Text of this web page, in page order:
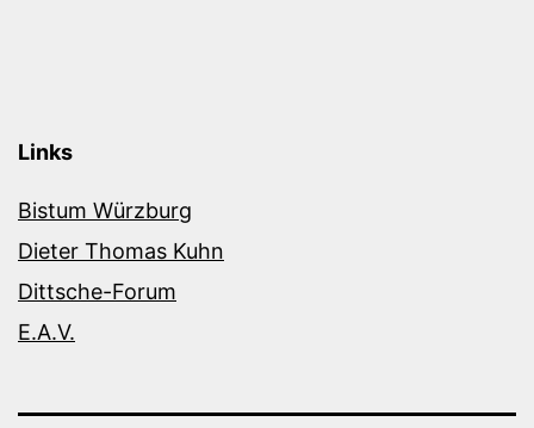
Links
Bistum Würzburg
Dieter Thomas Kuhn
Dittsche-Forum
E.A.V.